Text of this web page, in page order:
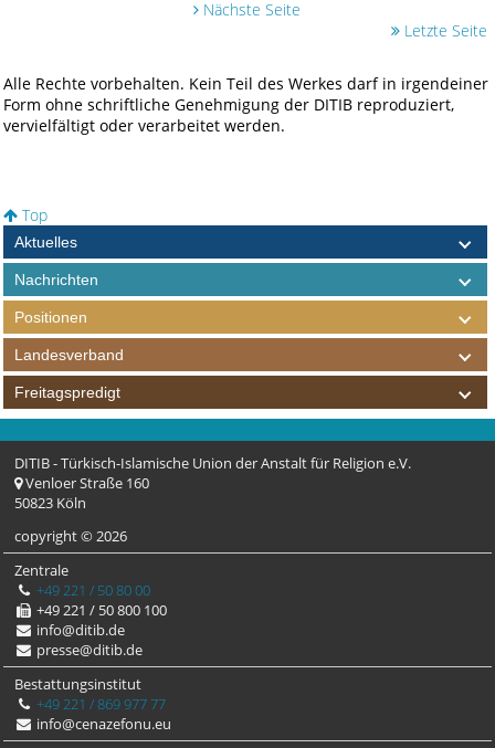
Nächste Seite
Letzte Seite
Alle Rechte vorbehalten. Kein Teil des Werkes darf in irgendeiner
Form ohne schriftliche Genehmigung der DITIB reproduziert,
vervielfältigt oder verarbeitet werden.
Top
Aktuelles
Nachrichten
Positionen
Landesverband
Freitagspredigt
DITIB - Türkisch-Islamische Union der Anstalt für Religion e.V.
Venloer Straße 160
50823 Köln
copyright © 2026
Zentrale
+49 221 / 50 80 00
+49 221 / 50 800 100
info@ditib.de
presse@ditib.de
Bestattungsinstitut
+49 221 / 869 977 77
info@cenazefonu.eu